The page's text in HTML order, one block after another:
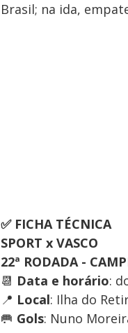
Brasil; na ida,
✅ FICHA TÉCNICA
SPORT x VASCO
22ª RODADA -
📆 Data e horário:
📍 Local: Ilha do
🥅 Gols: Nuno